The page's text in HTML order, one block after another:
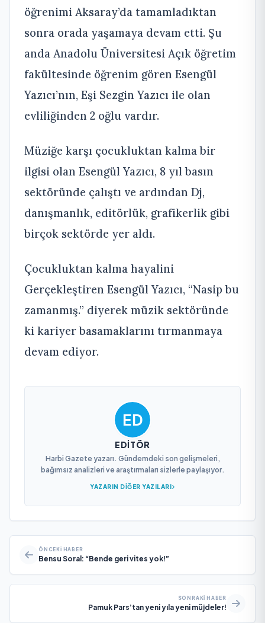
öğrenimi Aksaray’da tamamladıktan
sonra orada yaşamaya devam etti. Şu
anda Anadolu Üniversitesi Açık öğretim
fakültesinde öğrenim gören Esengül
Yazıcı’nın, Eşi Sezgin Yazıcı ile olan
evliliğinden 2 oğlu vardır.
Müziğe karşı çocukluktan kalma bir
ilgisi olan Esengül Yazıcı, 8 yıl basın
sektöründe çalıştı ve ardından Dj,
danışmanlık, editörlük, grafikerlik gibi
birçok sektörde yer aldı.
Çocukluktan kalma hayalini
Gerçekleştiren Esengül Yazıcı, “Nasip bu
zamanmış.” diyerek müzik sektöründe
ki kariyer basamaklarını tırmanmaya
devam ediyor.
EDITÖR
Harbi Gazete yazarı. Gündemdeki son gelişmeleri,
bağımsız analizleri ve araştırmaları sizlerle paylaşıyor.
YAZARIN DIĞER YAZILARI
ÖNCEKI HABER
Bensu Soral: “Bende geri vites yok!”
SONRAKI HABER
Pamuk Pars’tan yeni yıla yeni müjdeler!